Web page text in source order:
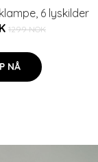
6 lyskilder
1299 NOK
NÅ